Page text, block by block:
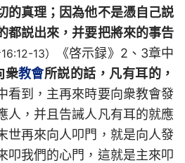
的真理；因為他不是憑自己説
都説出來，并要把將來的事告
16:12-13）
《啓示録》2、3章中
衆教會所説的話，凡有耳的，
看到，主再來時要向衆教會發
人，并且告誡人凡有耳的就應
世再來向人叩門，就是向人發
叩我們的心門，這就是主來叩